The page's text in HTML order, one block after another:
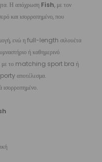
Η απόχρωση Fish, με τον
και ισορροπημένο, που
ενώ η full-length σιλουέτα
ή καθημερινό
με το matching sport bra ή
αποτέλεσμα.
ισορροπημένο.